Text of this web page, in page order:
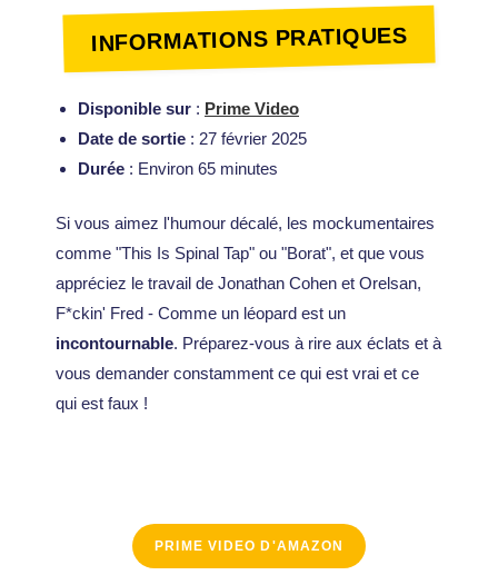
INFORMATIONS PRATIQUES
Disponible sur : Prime Video
Date de sortie : 27 février 2025
Durée : Environ 65 minutes
Si vous aimez l'humour décalé, les mockumentaires
comme "This Is Spinal Tap" ou "Borat", et que vous
appréciez le travail de Jonathan Cohen et Orelsan,
F*ckin' Fred - Comme un léopard est un
incontournable. Préparez-vous à rire aux éclats et à
vous demander constamment ce qui est vrai et ce
qui est faux !
PRIME VIDEO D'AMAZON